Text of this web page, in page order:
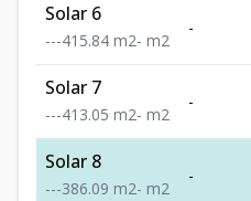
Solar 6
---415.84 m2- m2
-
Solar 7
---413.05 m2- m2
-
Solar 8
---386.09 m2- m2
-